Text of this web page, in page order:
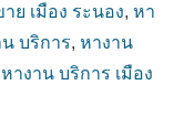
ย เมือง ระนอง, หา
บริการ, หางาน
หางาน บริการ เมือง